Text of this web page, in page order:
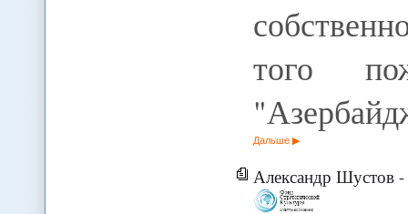
того
Дальше
Александр Шустов -